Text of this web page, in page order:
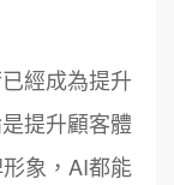
經成為提升
提升顧客體
象，AI都能